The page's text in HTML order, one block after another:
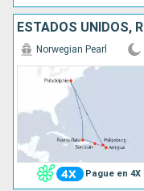
Pague en 4X
Norwegian Pearl